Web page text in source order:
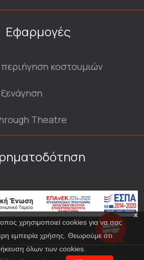
x
χρησιμοποιεί cookies για να σας
εμπειρία χρήσης. Θεωρούμε ότι
όλων των cookies.
Εφαρμογές
περιήγηση κοστουμιών
ξενάγηση
Theatre